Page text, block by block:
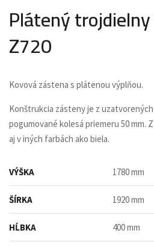
Plátený
Z720
Kovová zástena s plátenou výplňou.
Konštrukcia zásteny je z
pogumované kolesá priemeru 50 mm.
aj v iných farbách ako biela.
VÝŠKA 1780 mm
ŠÍRKA 1920 mm
HĹBKA 400 mm